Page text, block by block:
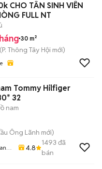
CHO TÂN SINH VIÊN
FULL NT
30 m²
(P. Thông Tây Hội mới)
Tommy Hilfiger
32
nam
Ông Lãnh mới)
4.8
1493 đã
bán